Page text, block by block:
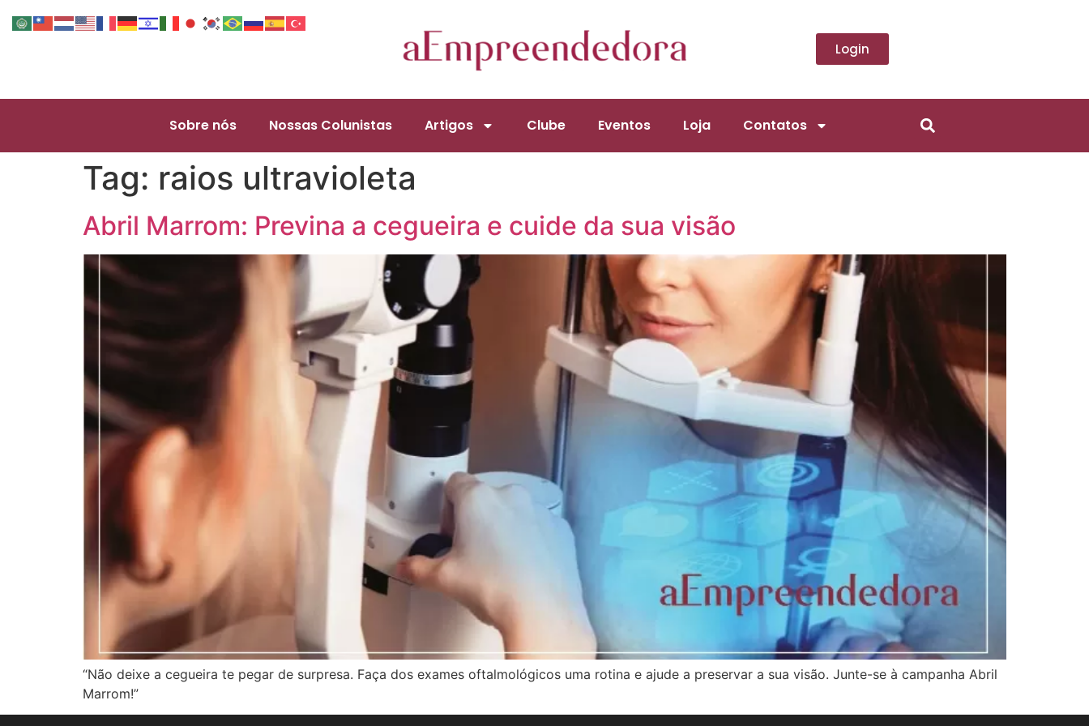
Login
Sobre nós Nossas Colunistas Artigos Clube Eventos Loja Contatos
Tag: raios ultravioleta
Abril Marrom: Previna a cegueira e cuide da sua visão
“Não deixe a cegueira te pegar de surpresa. Faça dos exames oftalmológicos uma rotina e ajude a preservar a sua visão. Junte-se à campanha Abril
Marrom!”